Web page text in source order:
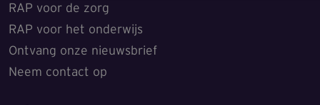
RAP voor de zorg
RAP voor het onderwijs
Ontvang onze nieuwsbrief
Neem contact op